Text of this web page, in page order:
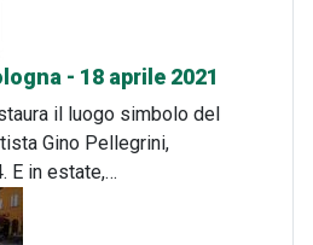
- 18 aprile 2021
il luogo simbolo del
Gino Pellegrini,
E in estate,…